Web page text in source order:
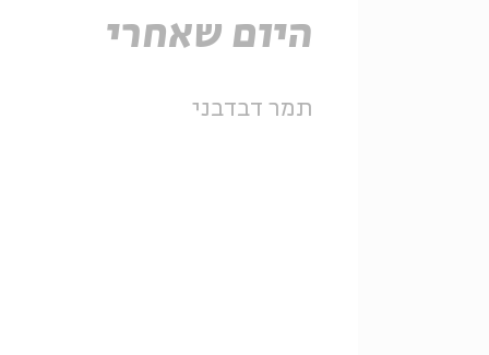
היום שאחרי
תמר דבדבני